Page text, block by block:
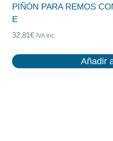
PIÑÓN PARA REMOS
E
32,81 € IVA Inc.
Añadir